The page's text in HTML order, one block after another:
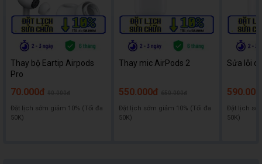
Thay bộ Eartip Airpods
Pro
70.000đ
Đặt lịch sớm giảm 10% (Tối đa
50K)
Thay mic AirPods 2
550.000đ
Đặt lịch sớm giảm 10% (Tối đa
50K)
Sửa lỗi
Đặt lịch
50K)